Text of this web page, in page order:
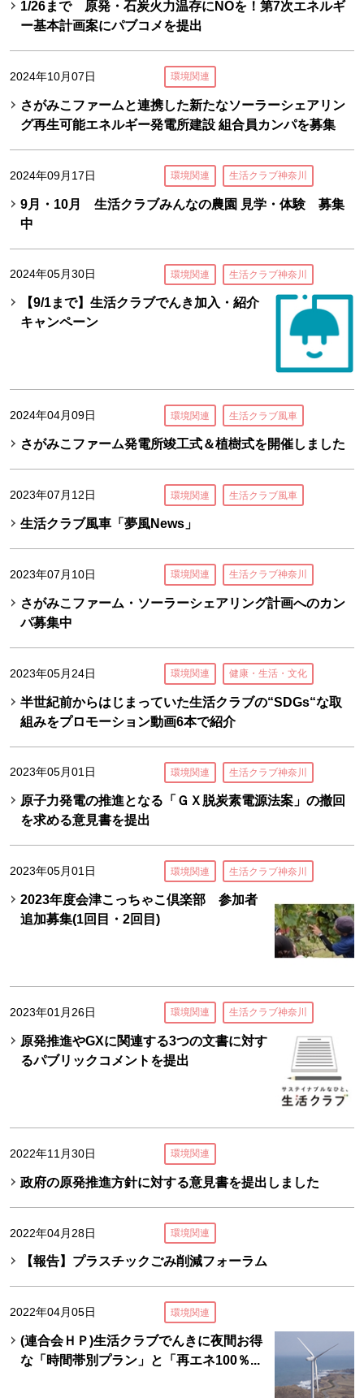
1/26まで 原発・石炭火力温存にNOを！第7次エネルギ
ー基本計画案にパブコメを提出
2024年10月07日 環境関連
さがみこファームと連携した新たなソーラーシェアリン
グ再生可能エネルギー発電所建設 組合員カンパを募集
2024年09月17日 環境関連 生活クラブ神奈川
9月・10月 生活クラブみんなの農園 見学・体験 募集
中
2024年05月30日 環境関連 生活クラブ神奈川
【9/1まで】生活クラブでんき加入・紹介
キャンペーン
2024年04月09日 環境関連 生活クラブ風車
さがみこファーム発電所竣工式＆植樹式を開催しました
2023年07月12日 環境関連 生活クラブ風車
生活クラブ風車「夢風News」
2023年07月10日 環境関連 生活クラブ神奈川
さがみこファーム・ソーラーシェアリング計画へのカン
パ募集中
2023年05月24日 環境関連 健康・生活・文化
半世紀前からはじまっていた生活クラブの“SDGs“な取
組みをプロモーション動画6本で紹介
2023年05月01日 環境関連 生活クラブ神奈川
原子力発電の推進となる「ＧＸ脱炭素電源法案」の撤回
を求める意見書を提出
2023年05月01日 環境関連 生活クラブ神奈川
2023年度会津こっちゃこ倶楽部 参加者
追加募集(1回目・2回目)
2023年01月26日 環境関連 生活クラブ神奈川
原発推進やGXに関連する3つの文書に対す
るパブリックコメントを提出
2022年11月30日 環境関連
政府の原発推進方針に対する意見書を提出しました
2022年04月28日 環境関連
【報告】プラスチックごみ削減フォーラム
2022年04月05日 環境関連
(連合会ＨＰ)生活クラブでんきに夜間お得
な「時間帯別プラン」と「再エネ100％...